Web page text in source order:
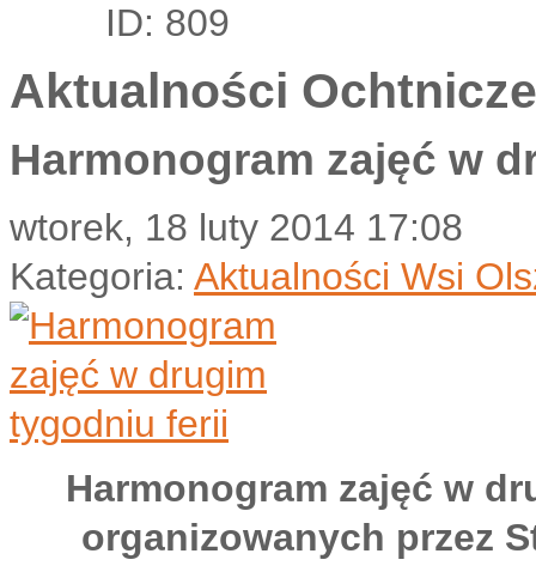
ID: 809
Aktualności
Harmonogram zajęć w
wtorek, 18 luty 2014 17:08
Kategoria: Aktualności Wsi
Harmonogram zajęć w
organizowanych przez